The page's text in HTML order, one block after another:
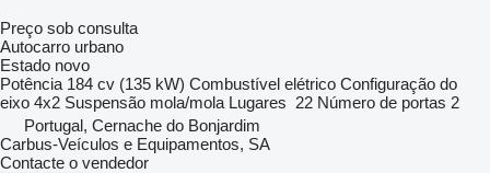
Preço sob consulta
Autocarro urbano
Estado novo
Potência 184 cv (135 kW) Combustível elétrico Configuração do
eixo 4x2 Suspensão mola/mola Lugares 22 Número de portas 2
Portugal, Cernache do Bonjardim
Carbus-Veículos e Equipamentos, SA
Contacte o vendedor